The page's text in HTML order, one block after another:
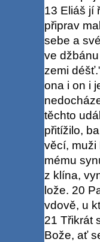
13 Eliáš jí
připrav
sebe a
ve
zemi
ona i on i
těchto
přitížilo,
věcí, muži
mému
z klína,
lože. 20
vdově, u
21 Třikrát
Bože, ať